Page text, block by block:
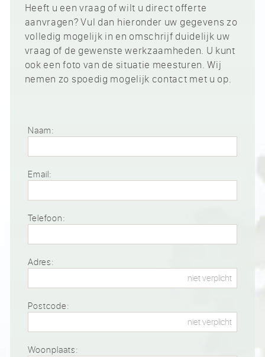
Heeft u een vraag of wilt u direct offerte
aanvragen? Vul dan hieronder uw gegevens zo
volledig mogelijk in en omschrijf duidelijk uw
vraag of de gewenste werkzaamheden. U kunt
ook een foto van de situatie meesturen. Wij
nemen zo spoedig mogelijk contact met u op.
Naam:
Email:
Telefoon:
Adres:
Postcode:
Woonplaats: